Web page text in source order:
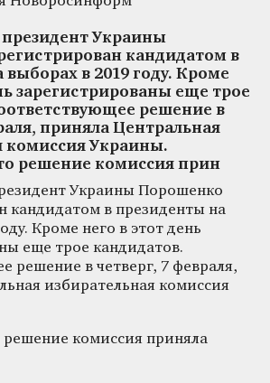
Украины
кандидатом в
в 2019 году. Кроме
зарегистрированы еще трое
решение в
приняла Центральная
комиссия Украины.
решение комиссия прин
Украины Порошенко
кандидатом в президенты на
Кроме него в этот день
еще трое кандидатов.
решение в четверг, 7 февраля,
избирательная комиссия
решение комиссия приняла